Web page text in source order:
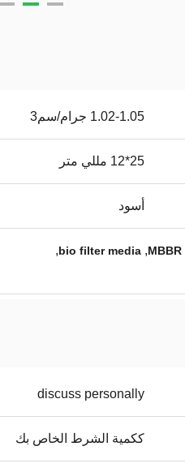
1.02-1.05 جرام/سم3
25*12 مللي متر
أسود
,
bio filter media
,
discuss personally
ككمية الشرط الخاص بك